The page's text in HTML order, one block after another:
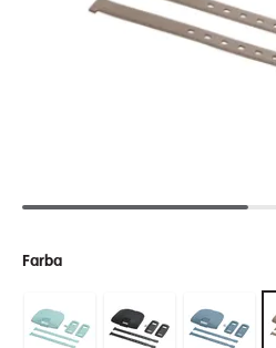
Farba